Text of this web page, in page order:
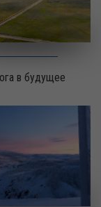
в будущее